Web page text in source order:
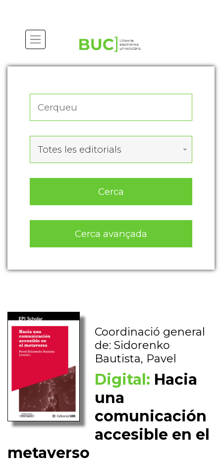
Totes les editorials
Cerca
Cerca avançada
Coordinació general
de: Sidorenko
Bautista, Pavel
Digital: Hacia
una
comunicación
accesible en el
metaverso